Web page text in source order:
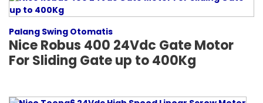
Palang Swing Otomatis
Nice Robus 400 24Vdc Gate Motor
For Sliding Gate up to 400Kg